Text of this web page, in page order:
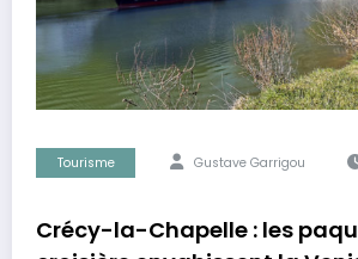
Tourisme Gustave Garrigou
Crécy-la-Chapelle : les